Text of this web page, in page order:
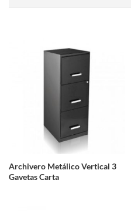
Archivero Metálico Vertical 3
Gavetas Carta